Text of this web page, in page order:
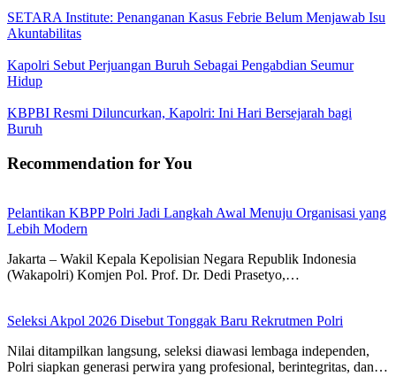
SETARA Institute: Penanganan Kasus Febrie Belum Menjawab Isu
Akuntabilitas
Kapolri Sebut Perjuangan Buruh Sebagai Pengabdian Seumur
Hidup
KBPBI Resmi Diluncurkan, Kapolri: Ini Hari Bersejarah bagi
Buruh
Recommendation for You
Pelantikan KBPP Polri Jadi Langkah Awal Menuju Organisasi yang
Lebih Modern
Jakarta – Wakil Kepala Kepolisian Negara Republik Indonesia
(Wakapolri) Komjen Pol. Prof. Dr. Dedi Prasetyo,…
Seleksi Akpol 2026 Disebut Tonggak Baru Rekrutmen Polri
Nilai ditampilkan langsung, seleksi diawasi lembaga independen,
Polri siapkan generasi perwira yang profesional, berintegritas, dan…